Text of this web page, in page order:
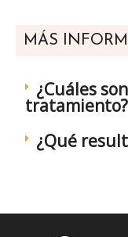
MÁS
¿Cuáles
tratamiento?
¿Qué